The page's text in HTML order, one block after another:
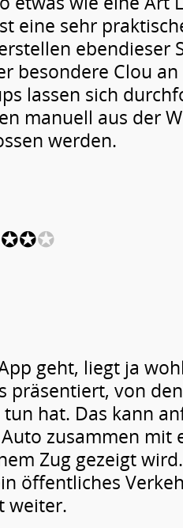
eine sehr
ebendieser
besondere Clou
lassen sich
manuell aus der
werden.
✪
geht, liegt ja
präsentiert, von
hat. Das kann
zusammen mit
Zug gezeigt
öffentliches
weiter.